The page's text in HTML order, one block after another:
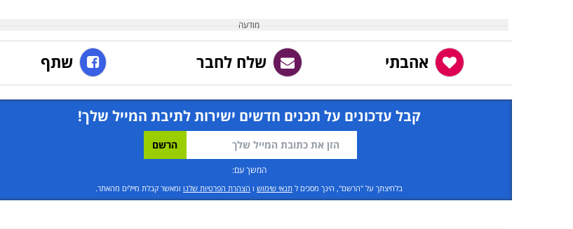
אהבתי שלח לחבר שתף
קבל עדכונים על תכנים חדשים ישירות לתיבת המייל שלך!
המשך עם:
בלחיצתך על "הרשם", הינך מסכים ל תנאי שימוש ו הצהרת הפרטיות שלנו ומאשר קבלת מיילים מהאתר.